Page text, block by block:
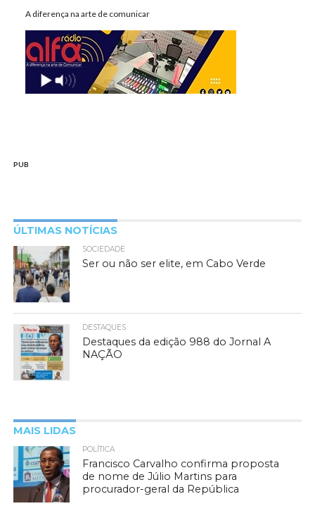
A diferença na arte de comunicar
PUB
ÚLTIMAS NOTÍCIAS
SOCIEDADE
Ser ou não ser elite, em Cabo Verde
DESTAQUES
Destaques da edição 988 do Jornal A
NAÇÃO
MAIS LIDAS
POLÍTICA
Francisco Carvalho confirma proposta
de nome de Júlio Martins para
procurador-geral da República